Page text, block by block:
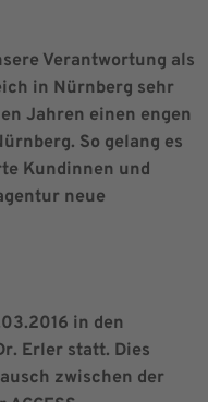
Verantwortung als
in Nürnberg sehr
Jahren einen engen
So gelang es
Kundinnen und
neue
in den
Erler statt. Dies
zwischen der